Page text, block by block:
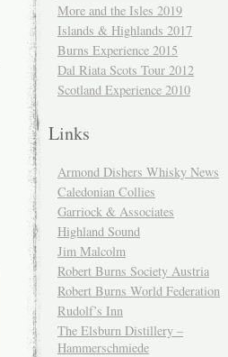
More and the Isles 2019
Islands & Highlands 2017
Burns Experience 2015
Dal Riata Scots Tour 2012
Scotland Experience 2010
Links
Armond Dishers Whisky News
Caledonian Collies
Garriock & Associates
Highland Sound
Jim Malcolm
Robert Burns Society Austria
Robert Burns World Federation
Rudolf’s Inn
The Elsburn Distillery –
Hammerschmiede